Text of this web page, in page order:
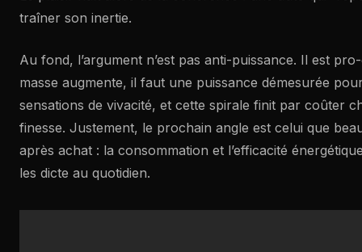
traîner son inertie.
Au fond, l’argument n’est pas anti-puissance. Il est
masse augmente, il faut une puissance démesurée
sensations de vivacité, et cette spirale finit par coûter
finesse. Justement, le prochain angle est celui que
après achat : la consommation et l’efficacité
les dicte au quotidien.